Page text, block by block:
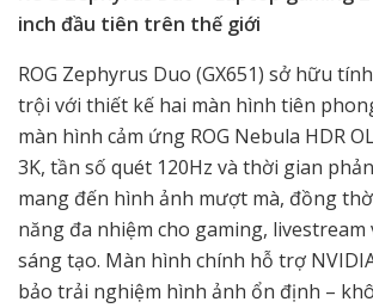
inch đầu tiên trên thế giới
ROG Zephyrus Duo (GX651) sở hữu
trội với thiết kế hai màn hình tiên
màn hình cảm ứng ROG Nebula HDR
3K, tần số quét 120Hz và thời gian
mang đến hình ảnh mượt mà, đồng
năng đa nhiệm cho gaming, livestream
sáng tạo. Màn hình chính hỗ trợ
bảo trải nghiệm hình ảnh ổn định –